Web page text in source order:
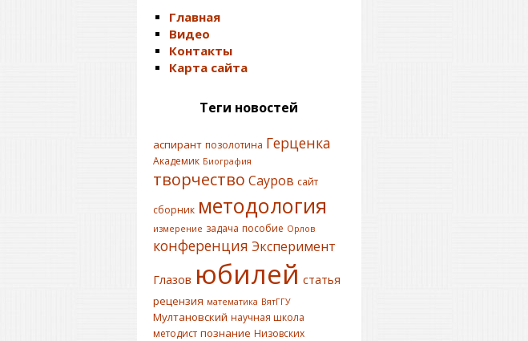
Главная
Видео
Контакты
Карта сайта
Теги новостей
аспирант позолотина Герценка
Академик Биография
творчество Сауров сайт
сборник методология
измерение задача пособие Орлов
конференция Эксперимент
Глазов юбилей статья
рецензия математика ВятГГУ
Мултановский научная школа
методист познание Низовских